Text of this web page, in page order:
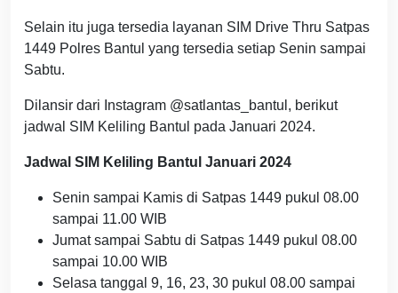
Selain itu juga tersedia layanan SIM Drive Thru Satpas
1449 Polres Bantul yang tersedia setiap Senin sampai
Sabtu.
Dilansir dari Instagram @satlantas_bantul, berikut
jadwal SIM Keliling Bantul pada Januari 2024.
Jadwal SIM Keliling Bantul Januari 2024
Senin sampai Kamis di Satpas 1449 pukul 08.00
sampai 11.00 WIB
Jumat sampai Sabtu di Satpas 1449 pukul 08.00
sampai 10.00 WIB
Selasa tanggal 9, 16, 23, 30 pukul 08.00 sampai